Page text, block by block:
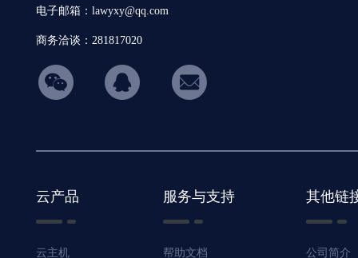
电子邮箱：lawyxy@qq.com
商务洽谈：281817020
hicon34
云产品
云主机
服务与支持
帮助文档
其他链
公司简介